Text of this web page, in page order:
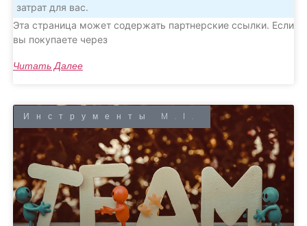
затрат для вас.
Эта страница может содержать партнерские ссылки. Если
вы покупаете через
Читать Далее
Инструменты M.I.